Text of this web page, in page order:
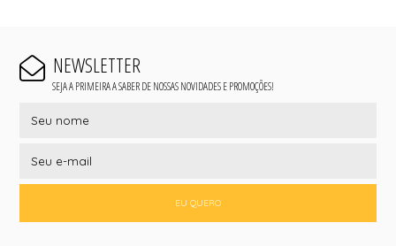
NEWSLETTER
SEJA A PRIMEIRA A SABER DE NOSSAS NOVIDADES E PROMOÇÕES!
EU QUERO